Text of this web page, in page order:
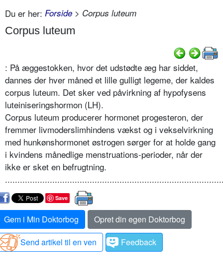
Du er her: Forside > Corpus luteum
Corpus luteum
: På æggestokken, hvor det udstødte æg har siddet,
dannes der hver måned et lille gulligt legeme, der kaldes
corpus luteum. Det sker ved påvirkning af hypofysens
luteiniseringshormon (LH).
Corpus luteum producerer hormonet progesteron, der
fremmer livmoderslimhindens vækst og i vekselvirkning
med hunkønshormonet østrogen sørger for at holde gang
i kvindens månedlige menstruations-perioder, når der
ikke er sket en befrugtning.
Save
Gem i Min Doktorbog
Opret din egen Doktorbog
Send artikel til en ven
Feedback